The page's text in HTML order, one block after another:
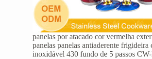
panelas por atacado cor vermelha
panelas panelas antiaderente frigideira
inoxidável 430 fundo de 5 passos